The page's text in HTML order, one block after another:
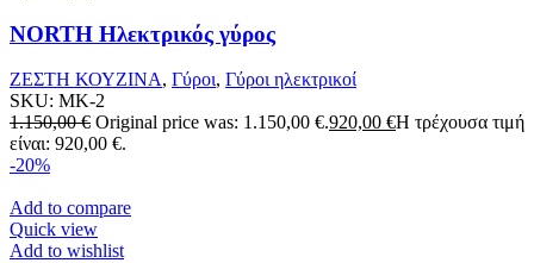
NORTH Ηλεκτρικός γύρος
ΖΕΣΤΗ ΚΟΥΖΙΝΑ, Γύροι, Γύροι ηλεκτρικοί
SKU: MK-2
1.150,00€ Original price was: 1.150,00 €.920,00 €Η τρέχουσα τιμή
είναι: 920,00 €.
-20%
Add to compare
Quick view
Add to wishlist